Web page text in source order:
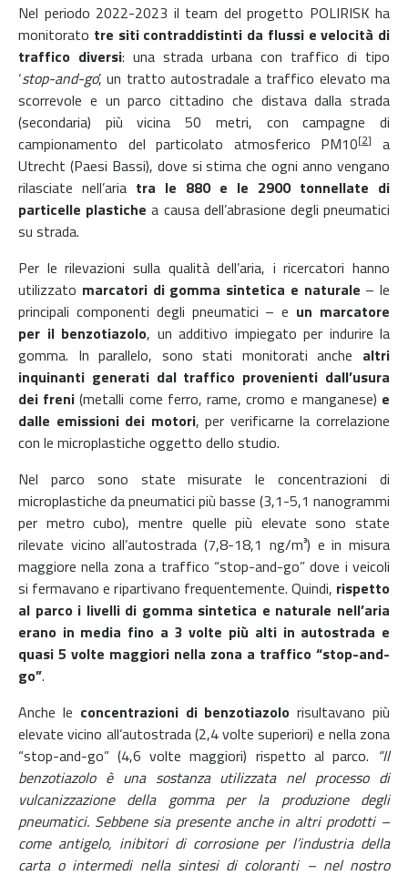
Nel periodo 2022-2023 il team del progetto POLIRISK ha
monitorato tre siti contraddistinti da flussi e velocità di
traffico diversi: una strada urbana con traffico di tipo
‘stop-and-go’, un tratto autostradale a traffico elevato ma
scorrevole e un parco cittadino che distava dalla strada
(secondaria) più vicina 50 metri, con campagne di
campionamento del particolato atmosferico PM10[2]
a
Utrecht (Paesi Bassi), dove si stima che ogni anno vengano
rilasciate nell’aria tra le 880 e le 2900 tonnellate di
particelle plastiche a causa dell’abrasione degli pneumatici
su strada.
Per le rilevazioni sulla qualità dell’aria, i ricercatori hanno
utilizzato marcatori di gomma sintetica e naturale – le
principali componenti degli pneumatici – e un marcatore
per il benzotiazolo, un additivo impiegato per indurire la
gomma. In parallelo, sono stati monitorati anche altri
inquinanti generati dal traffico provenienti dall’usura
dei freni (metalli come ferro, rame, cromo e manganese) e
dalle emissioni dei motori, per verificarne la correlazione
con le microplastiche oggetto dello studio.
Nel parco sono state misurate le concentrazioni di
microplastiche da pneumatici più basse (3,1-5,1 nanogrammi
per metro cubo), mentre quelle più elevate sono state
rilevate vicino all’autostrada (7,8-18,1 ng/m³) e in misura
maggiore nella zona a traffico “stop-and-go” dove i veicoli
si fermavano e ripartivano frequentemente. Quindi, rispetto
al parco i livelli di gomma sintetica e naturale nell’aria
erano in media fino a 3 volte più alti in autostrada e
quasi 5 volte maggiori nella zona a traffico “stop-and-
go”.
Anche le concentrazioni di benzotiazolo risultavano più
elevate vicino all’autostrada (2,4 volte superiori) e nella zona
“stop-and-go” (4,6 volte maggiori) rispetto al parco. “Il
benzotiazolo è una sostanza utilizzata nel processo di
vulcanizzazione della gomma per la produzione degli
pneumatici. Sebbene sia presente anche in altri prodotti –
come antigelo, inibitori di corrosione per l’industria della
carta o intermedi nella sintesi di coloranti – nel nostro